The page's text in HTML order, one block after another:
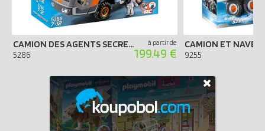
CAMION DES AGENTS SECRETS
5286
à partir de
199.49 € 9255